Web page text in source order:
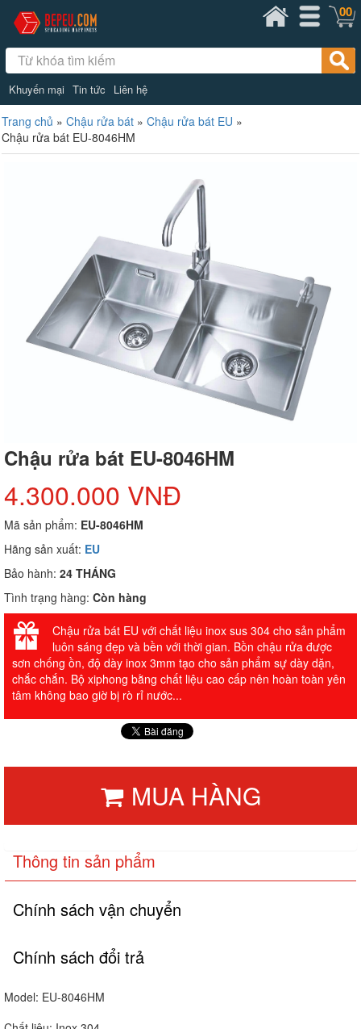
Khuyến mại Tin tức Liên hệ
00
Trang chủ » Chậu rửa bát » Chậu rửa bát EU »
Chậu rửa bát EU-8046HM
Chậu rửa bát EU-8046HM
4.300.000 VNĐ
Mã sản phẩm: EU-8046HM
Hãng sản xuất: EU
Bảo hành: 24 THÁNG
Tình trạng hàng: Còn hàng
Chậu rửa bát EU với chất liệu inox sus 304 cho sản phẩm
luôn sáng đẹp và bền với thời gian. Bồn chậu rửa được
sơn chống ồn, độ dày inox 3mm tạo cho sản phẩm sự dày dặn,
chắc chắn. Bộ xiphong bằng chất liệu cao cấp nên hoàn toàn yên
tâm không bao giờ bị rò rỉ nước...
MUA HÀNG
Thông tin sản phẩm
Chính sách vận chuyển
Chính sách đổi trả
Model: EU-8046HM